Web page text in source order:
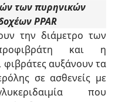
των πυρηνικών
PPAR
την διάμετρο των
και η
αυξάνουν τα
σε ασθενείς με
που